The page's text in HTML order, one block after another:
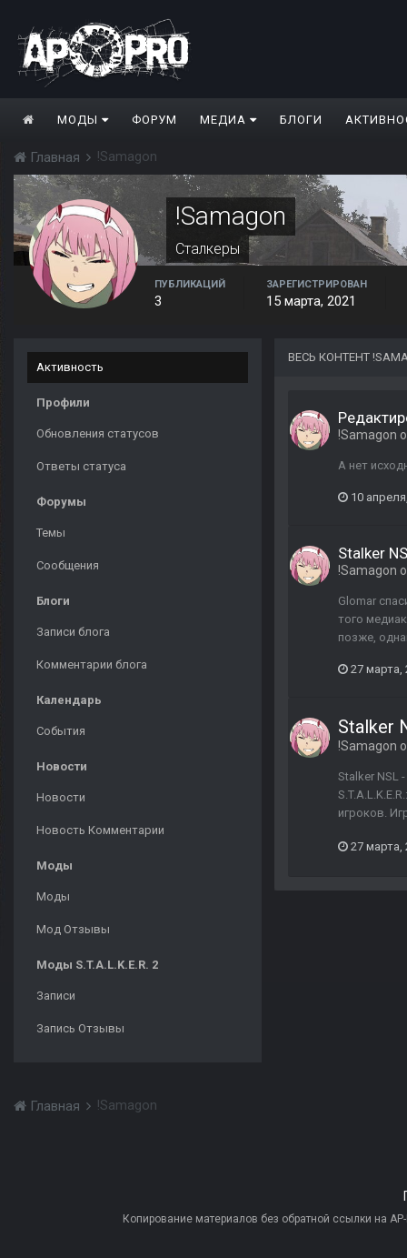
МОДЫ ФОРУМ МЕДИА БЛОГИ
Главная !Samagon
!Samagon
Сталкеры
ПУБЛИКАЦИЙ
3
ЗАРЕГИСТРИРОВАН
15 марта, 2021
Активность
Профили
Обновления статусов
Ответы статуса
Форумы
Темы
Сообщения
Блоги
Записи блога
Комментарии блога
Календарь
События
Новости
Новости
Новость Комментарии
Моды
Моды
Мод Отзывы
Моды S.T.A.L.K.E.R. 2
Записи
Запись Отзывы
ВЕСЬ КОНТЕНТ
!Samagon
А нет
10
Stalker
!Samagon
Glomar
того
позже,
27 марта,
Stalker
!Samagon
Stalker NSL
игроков.
27 марта,
Главная !Samagon
Копирование материалов без обратной ссылки на